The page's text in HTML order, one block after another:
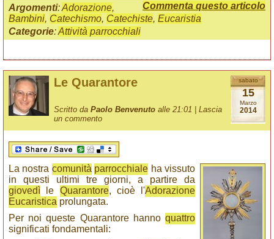
Commenta questo articolo
Argomenti:Adorazione,
Bambini, Catechismo, Catechiste, Eucaristia
Categorie:Attività parrocchiali
sabato
15
Marzo
2014
Le Quarantore
Scritto da Paolo Benvenuto alle 21:01 | Lascia
un commento
La nostra comunità parrocchiale ha vissuto
in questi ultimi tre giorni, a partire da
giovedì le Quarantore, cioè l'Adorazione
Eucaristica prolungata.
Per noi queste Quarantore hanno quattro
significati fondamentali: